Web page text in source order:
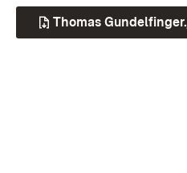
Thomas